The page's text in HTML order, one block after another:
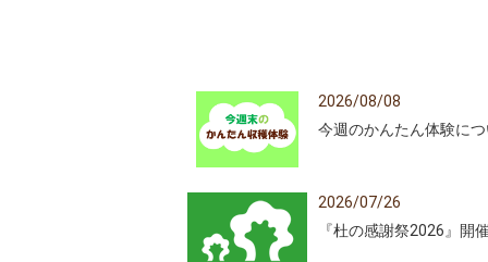
2026/08/08
今週のかんたん体験に
2026/07/26
『杜の感謝祭2026』開